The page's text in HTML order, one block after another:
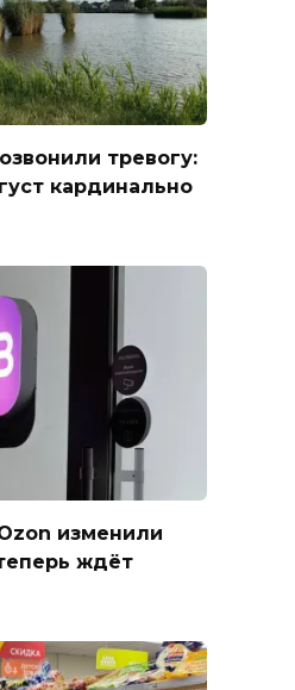
тревогу:
кардинально
изменили
ждёт